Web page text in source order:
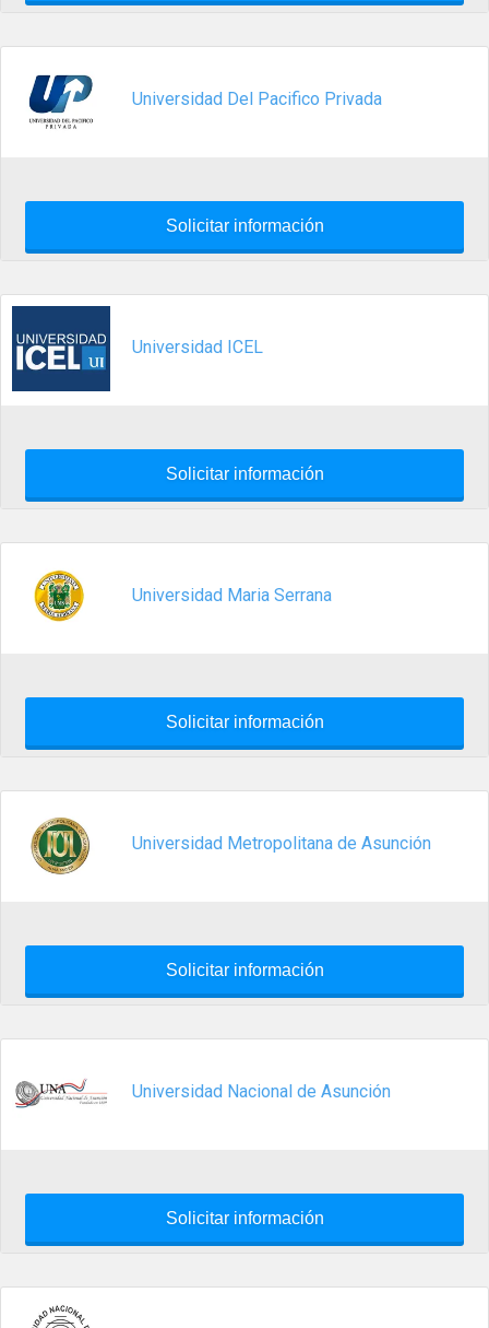
Universidad Del Pacifico Privada
Solicitar información
Universidad ICEL
Solicitar información
Universidad Maria Serrana
Solicitar información
Universidad Metropolitana de Asunción
Solicitar información
Universidad Nacional de Asunción
Solicitar información